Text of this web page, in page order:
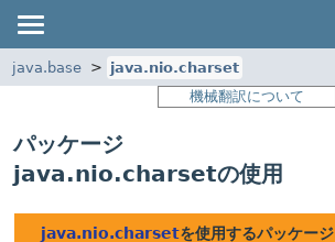
java.base
java.nio.charset
機械翻訳について
パッケージ
java.nio.charsetの使用
java.nio.charsetを使用するパッケージ